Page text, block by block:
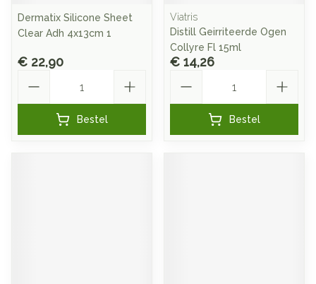
Dermatix Silicone Sheet
Clear Adh 4x13cm 1
€ 22,90
Bestel
Viatris
Distill Geirriteerde Ogen
Collyre Fl 15ml
€ 14,26
Bestel